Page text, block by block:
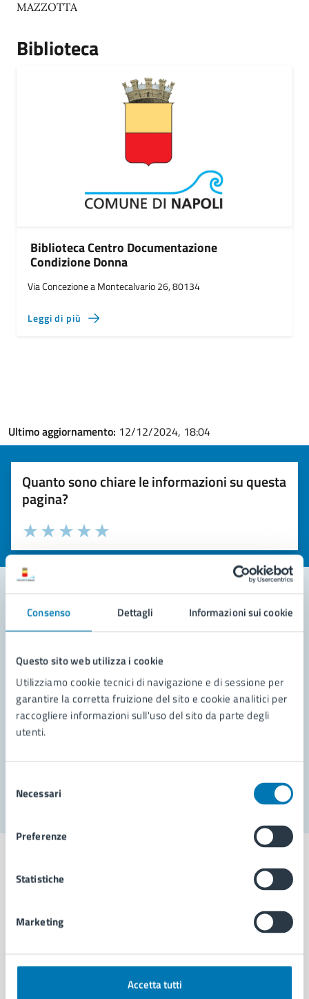
Consenso Dettagli Informazioni sui cookie
Questo sito web utilizza i cookie
Utilizziamo cookie tecnici di navigazione e di sessione per
garantire la corretta fruizione del sito e cookie analitici per
raccogliere informazioni sull'uso del sito da parte degli
utenti.
delNecessari
Preferenze
Statistiche
Marketing
Accetta tutti
MAZZOTTA
Biblioteca
Biblioteca Centro Documentazione
Condizione Donna
Via Concezione a Montecalvario 26, 80134
Leggi di più
Ultimo aggiornamento: 12/12/2024, 18:04
Quanto sono chiare le informazioni su questa
pagina?
Valuta la chiarezza delle informazioni (da 1 a 5 stelle)
Seleziona il numero di stelle per valutare la chiarezza delle
Valuta 5 stelle su 5
Valuta 4 stelle su 5
Valuta 3 stelle su 5
Valuta 2 stelle su 5
Valuta 1 stelle su 5
Contatta il comune
Leggi le domande frequenti
Richiedi assistenza
Prenota appuntamento
Aree amministrative